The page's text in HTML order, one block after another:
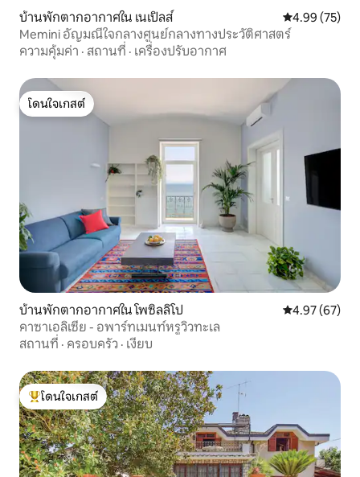
บ้านพักตากอากาศใน เนเปิลส์ คะแนนเฉลี่ย
4.99 (75)
Memini อัญมณีใจกลางศูนย์กลางทางประวัติศาสตร์
ความคุ้มค่า · สถานที่ · เครื่องปรับอากาศ
โดนใจเกสต์
โดนใจเกสต์
บ้านพักตากอากาศใน โพซิลลิโป คะแนนเฉลี่ย
4.97 (67)
คาซาเอลิเซีย - อพาร์ทเมนท์หรูวิวทะเล
สถานที่ · ครอบครัว · เงียบ
โดนใจเกสต์ที่สุด
โดนใจเกสต์